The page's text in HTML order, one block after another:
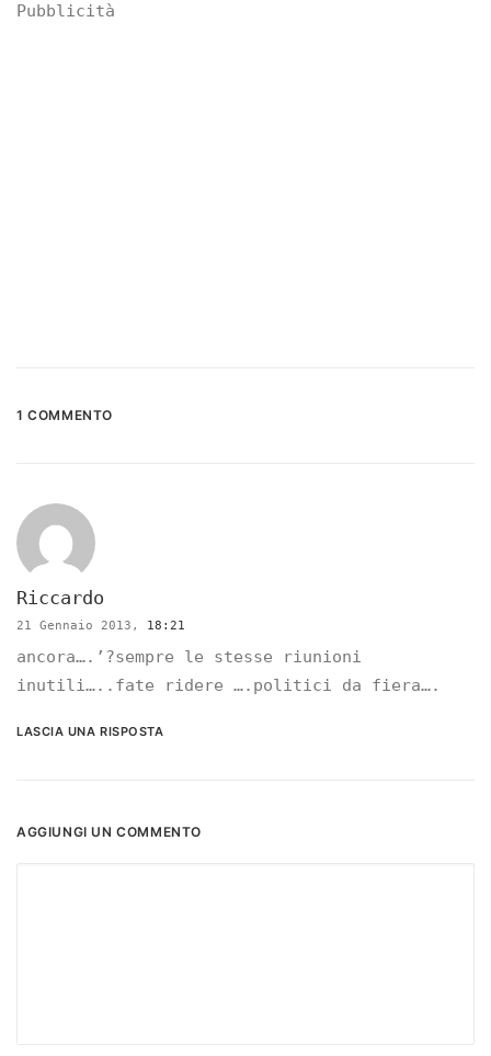
Pubblicità
1 COMMENTO
Riccardo
21 Gennaio 2013, 18:21
ancora….’?sempre le stesse riunioni
inutili…..fate ridere ….politici da fiera….
LASCIA UNA RISPOSTA
AGGIUNGI UN COMMENTO